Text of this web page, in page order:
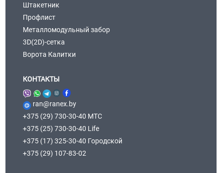
Штакетник
Профлист
Металломодульный забор
3D(2D)-сетка
Ворота Калитки
КОНТАКТЫ
ran@ranex.by
+375 (29) 730-30-40 МТС
+375 (25) 730-30-40 Life
+375 (17) 325-30-40 Городской
+375 (29) 107-83-02